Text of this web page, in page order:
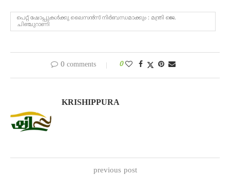
പെറ്റ് ഷോപ്പുകൾക്കു ലൈസൻസ് നിർബന്ധമാക്കും : മന്ത്രി ജെ.
ചിഞ്ചുറാണി
0 comments 0
KRISHIPPURA
previous post